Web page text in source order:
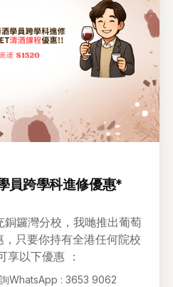
員跨學科進修優惠*
鑼灣分校，我哋推出葡萄
只要你持有全港任何院校
享以下優惠 ：
WhatsApp : 3653 9062